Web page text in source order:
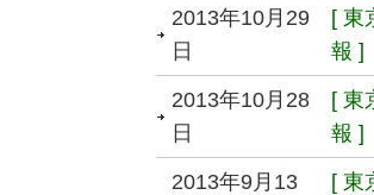
2013年10月29
日
[ 東
報 ]
2013年10月28
日
[ 東
報 ]
2013年9月13
[ 東